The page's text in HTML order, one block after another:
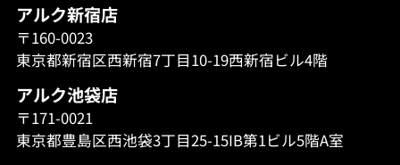
アルク新宿店
〒160-0023
東京都新宿区西新宿7丁目10-19西新宿ビル4階
アルク池袋店
〒171-0021
東京都豊島区西池袋3丁目25-15IB第1ビル5階A室